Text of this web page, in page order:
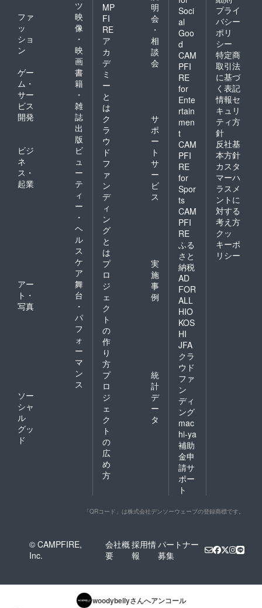
ツ
ファ
ッ
ショ
ン
映
像
・
映
画
ゲー
ム・
サー
ビス
開発
書
籍
・
雑
誌
出
版
ビジ
ネ
ス・
起業
ビ
ュ
ー
テ
ィ
ー
・
ヘ
ル
ス
ケ
ア
アー
ト・
写真
舞
台
・
パ
フ
ォ
ー
マ
ン
ス
ソー
シャ
ル
グッ
ド
MP
FI
RE
ア
カ
デ
ミ
ー
と
は
明
会
・
相
談
会
ク
ラ
ウ
ド
フ
ァ
ン
デ
ィ
ン
グ
と
は
サ
ポ
ー
ト
サ
ー
ビ
ス
プ
ロ
ジ
ェ
ク
ト
の
作
り
方
実
施
事
例
プ
ロ
ジ
ェ
ク
ト
の
広
め
方
統
計
デ
ー
タ
Soci
al
Goo
d
CAM
PFI
RE
for
Ente
rtain
men
t
CAM
PFI
RE
for
Spor
ts
CAM
PFI
RE
ふる
さと
納税
AD
FOR
ALL
HIO
KOS
HI
JFA
クラ
ウド
ファ
ン
ディ
ング
mac
hi-ya
補助
金申
請サ
ポー
ト
プライ
バシー
ポリ
シー
特定商
取引法
に基づ
く表記
情報セ
キュリ
ティ方
針
反社基
本方針
カスタ
マーハ
ラスメ
ントに
対する
考え方
クッ
キーポ
リシー
「QRコード」は株式会社デンソーウェーブの登録商標です。
© CAMPFIRE,
Inc.
会社概
要
採用情
報
パートナー
募集
woodybellyさんへアンコール